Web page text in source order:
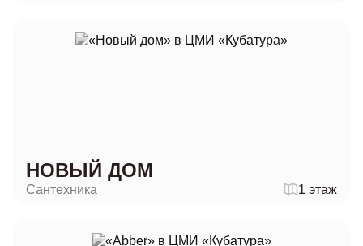
НОВЫЙ ДОМ
Сантехника 1 этаж